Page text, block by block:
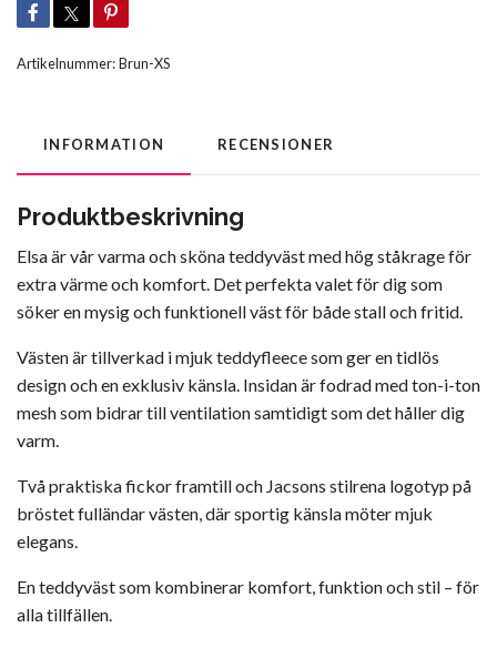
Artikelnummer:Brun-XS
INFORMATION RECENSIONER
Produktbeskrivning
Elsa är vår varma och sköna teddyväst med hög ståkrage för
extra värme och komfort. Det perfekta valet för dig som
söker en mysig och funktionell väst för både stall och fritid.
Västen är tillverkad i mjuk teddyfleece som ger en tidlös
design och en exklusiv känsla. Insidan är fodrad med ton-i-ton
mesh som bidrar till ventilation samtidigt som det håller dig
varm.
Två praktiska fickor framtill och Jacsons stilrena logotyp på
bröstet fulländar västen, där sportig känsla möter mjuk
elegans.
En teddyväst som kombinerar komfort, funktion och stil – för
alla tillfällen.